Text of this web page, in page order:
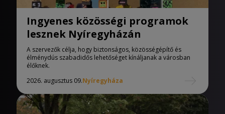
Ingyenes közösségi programok
lesznek Nyíregyházán
A szervezők célja, hogy biztonságos, közösségépítő és
élménydús szabadidős lehetőséget kínáljanak a városban
élőknek.
2026. augusztus 09.Nyíregyháza